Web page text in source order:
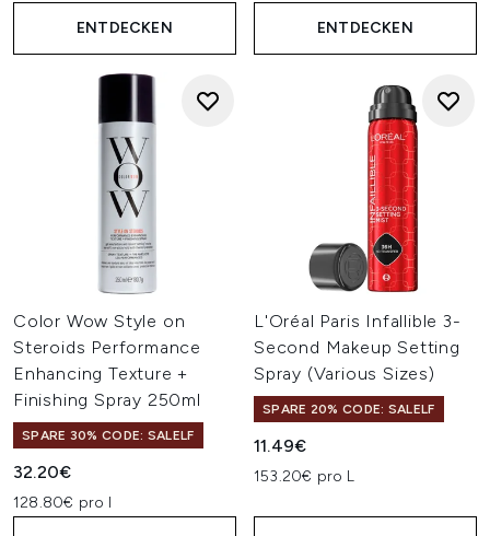
ENTDECKEN ENTDECKEN
Color Wow Style on
Steroids Performance
Enhancing Texture +
Finishing Spray 250ml
SPARE 30% CODE: SALELF
32.20€
128.80€ pro l
L'Oréal Paris Infallible 3-
Second Makeup Setting
Spray (Various Sizes)
SPARE 20% CODE: SALELF
11.49€
153.20€ pro L